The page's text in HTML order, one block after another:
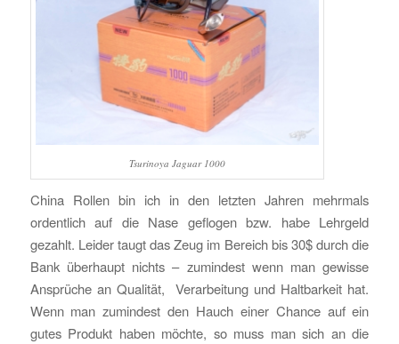
Tsurinoya Jaguar 1000
China Rollen bin ich in den letzten Jahren mehrmals
ordentlich auf die Nase geflogen bzw. habe Lehrgeld
gezahlt. Leider taugt das Zeug im Bereich bis 30$ durch die
Bank überhaupt nichts – zumindest wenn man gewisse
Ansprüche an Qualität, Verarbeitung und Haltbarkeit hat.
Wenn man zumindest den Hauch einer Chance auf ein
gutes Produkt haben möchte, so muss man sich an die